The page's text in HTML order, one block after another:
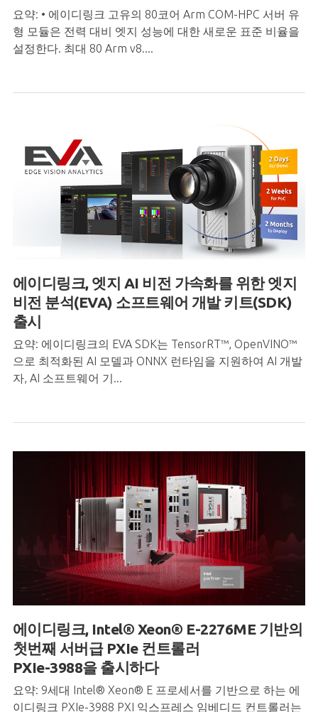
요약: • 에이디링크 고유의 80코어 Arm COM-HPC 서버 유
형 모듈은 전력 대비 엣지 성능에 대한 새로운 표준 비율을
설정한다. 최대 80 Arm v8....
에이디링크, 엣지 AI 비전 가속화를 위한 엣지
비전 분석(EVA) 소프트웨어 개발 키트(SDK)
출시
요약: 에이디링크의 EVA SDK는 TensorRT™, OpenVINO™
으로 최적화된 AI 모델과 ONNX 런타임을 지원하여 AI 개발
자, AI 소프트웨어 기...
에이디링크, Intel® Xeon® E-2276ME 기반의
첫번째 서버급PXIe 컨트롤러
PXIe-3988을 출시하다
요약: 9세대 Intel® Xeon® E 프로세서를 기반으로 하는 에
이디링크 PXIe-3988 PXI 익스프레스 임베디드 컨트롤러는